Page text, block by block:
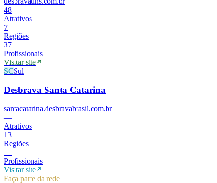
48
Atrativos
7
Regiões
37
Profissionais
Visitar site
SCSul
Desbrava Santa Catarina
santacatarina.desbravabrasil.com.br
—
Atrativos
13
Regiões
—
Profissionais
Visitar site
Faça parte da rede